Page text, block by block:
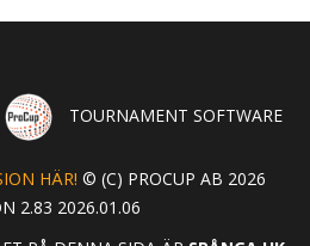
TOURNAMENT SOFTWARE
HÄR! © (C) PROCUP AB 2026
2.83 2026.01.06